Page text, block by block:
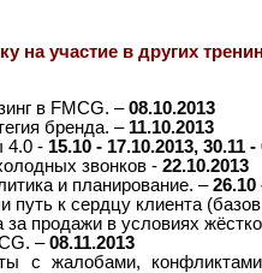
на участие в других
в FMCG. –08.10.2013
бренда. – 11.10.2013
4.0 - 15.10 - 17.10.2013, 30.11 -
звонков - 22.10.2013
и планирование. –26.10
путь к сердцу клиента
за продажи в условиях
–08.11.2013
с жалобами,